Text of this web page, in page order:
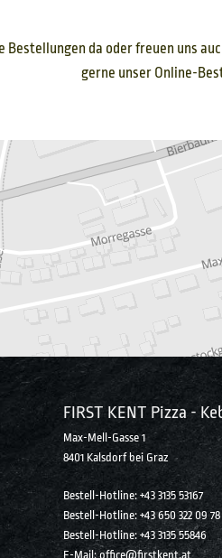
da oder freuen uns
gerne unser Online-
FIRST KENT Pizza -
Max-Mell-Gasse 1
8401 Kalsdorf bei Graz
Bestell-Hotline: +43 3135 53167
Bestell-Hotline: +43 650 322 09 78
Bestell-Hotline:+43 3135 55846
E-Mail:office@firstkent.at